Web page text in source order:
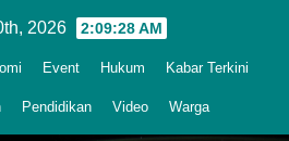
2026 2:09:29 AM
Event Hukum Kabar Terkini
Pendidikan Video Warga